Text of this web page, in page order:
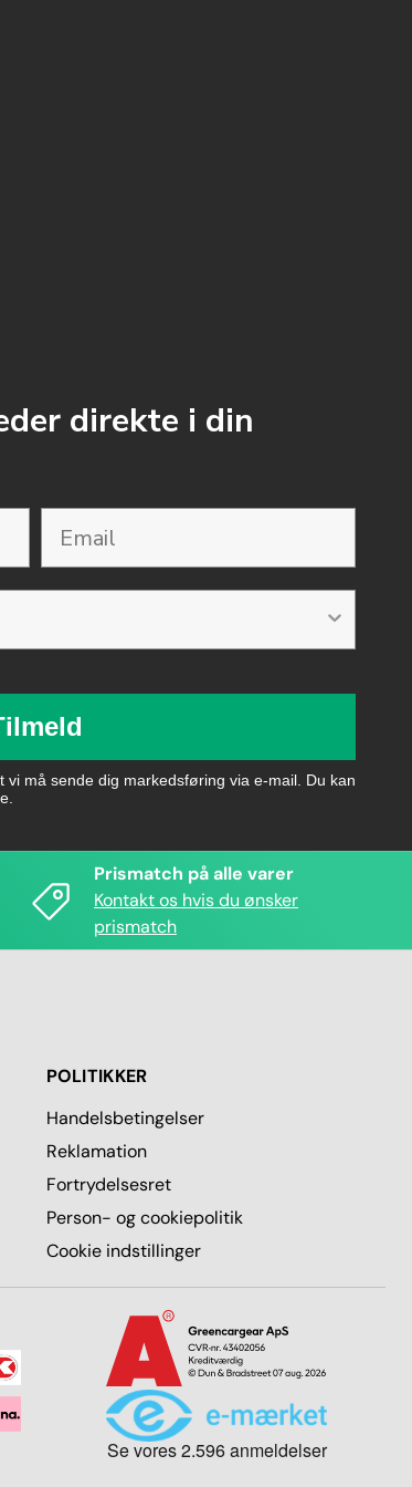
direkte i din
vi må sende dig markedsføring via e-mail. Du kan
Prismatch på alle varer
Kontakt os hvis du ønsker
prismatch
POLITIKKER
Handelsbetingelser
Reklamation
Fortrydelsesret
Person- og cookiepolitik
Cookie indstillinger